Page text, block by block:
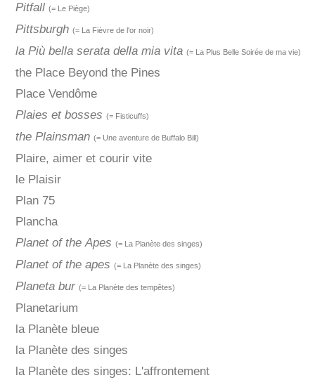
Pitfall (= Le Piège)
Pittsburgh (= La Fièvre de l'or noir)
la Più bella serata della mia vita (= La Plus Belle Soirée de ma vie)
the Place Beyond the Pines
Place Vendôme
Plaies et bosses (= Fisticuffs)
the Plainsman (= Une aventure de Buffalo Bill)
Plaire, aimer et courir vite
le Plaisir
Plan 75
Plancha
Planet of the Apes (= La Planète des singes)
Planet of the apes (= La Planète des singes)
Planeta bur (= La Planète des tempêtes)
Planetarium
la Planète bleue
la Planète des singes
la Planète des singes: L'affrontement